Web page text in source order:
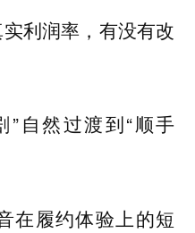
利润率，有没有改
”自然过渡到“顺手
在履约体验上的短